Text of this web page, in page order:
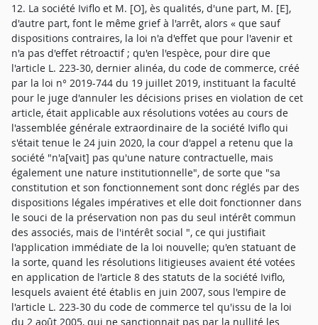
12. La société Iviflo et M. [O], ès qualités, d'une part, M. [E],
d'autre part, font le même grief à l'arrêt, alors « que sauf
dispositions contraires, la loi n'a d'effet que pour l'avenir et
n'a pas d'effet rétroactif ; qu'en l'espèce, pour dire que
l'article L. 223-30, dernier alinéa, du code de commerce, créé
par la loi n° 2019-744 du 19 juillet 2019, instituant la faculté
pour le juge d'annuler les décisions prises en violation de cet
article, était applicable aux résolutions votées au cours de
l'assemblée générale extraordinaire de la société Iviflo qui
s'était tenue le 24 juin 2020, la cour d'appel a retenu que la
société "n'a[vait] pas qu'une nature contractuelle, mais
également une nature institutionnelle", de sorte que "sa
constitution et son fonctionnement sont donc réglés par des
dispositions légales impératives et elle doit fonctionner dans
le souci de la préservation non pas du seul intérêt commun
des associés, mais de l'intérêt social ", ce qui justifiait
l'application immédiate de la loi nouvelle; qu'en statuant de
la sorte, quand les résolutions litigieuses avaient été votées
en application de l'article 8 des statuts de la société Iviflo,
lesquels avaient été établis en juin 2007, sous l'empire de
l'article L. 223-30 du code de commerce tel qu'issu de la loi
du 2 août 2005, qui ne sanctionnait pas par la nullité les